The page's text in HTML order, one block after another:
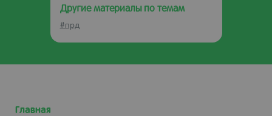
Другие материалы по темам
#прд
Главная